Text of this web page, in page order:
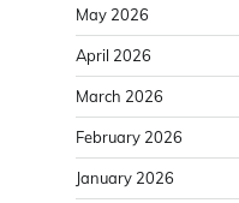
May 2026
April 2026
March 2026
February 2026
January 2026